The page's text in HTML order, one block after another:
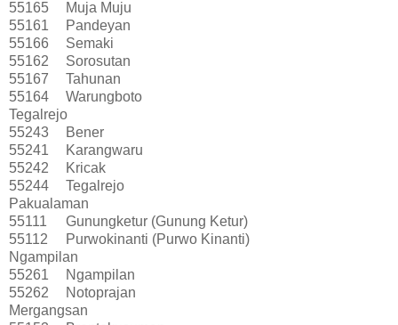
55165
Muja Muju
55161
Pandeyan
55166
Semaki
55162
Sorosutan
55167
Tahunan
55164
Warungboto
Tegalrejo
55243
Bener
55241
Karangwaru
55242
Kricak
55244
Tegalrejo
Pakualaman
55111
Gunungketur (Gunung Ketur)
55112
Purwokinanti (Purwo Kinanti)
Ngampilan
55261
Ngampilan
55262
Notoprajan
Mergangsan